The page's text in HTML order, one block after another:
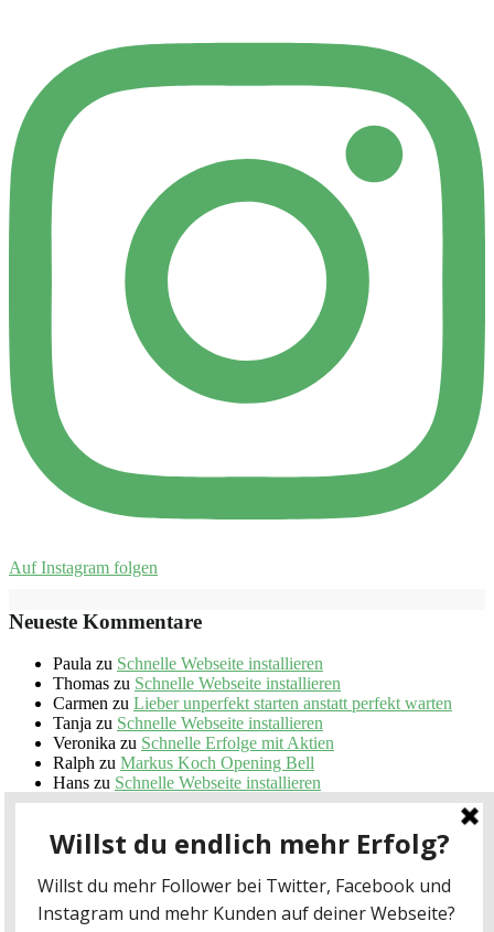
Auf Instagram folgen
Neueste Kommentare
Paula zu Schnelle Webseite installieren
Thomas zu Schnelle Webseite installieren
Carmen zu Lieber unperfekt starten anstatt perfekt warten
Tanja zu Schnelle Webseite installieren
Veronika zu Schnelle Erfolge mit Aktien
Ralph zu Markus Koch Opening Bell
Hans zu Schnelle Webseite installieren
Ina SchmidtzuSchnelle Webseite installieren
Ulrich
zuLieber unperfekt starten anstatt perfekt warten
Copyright © 2026schnelle-webseite.de. Theme byColorlib